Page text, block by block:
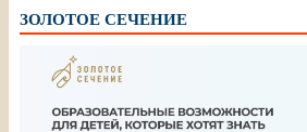
ЗОЛОТОЕ СЕЧЕНИЕ